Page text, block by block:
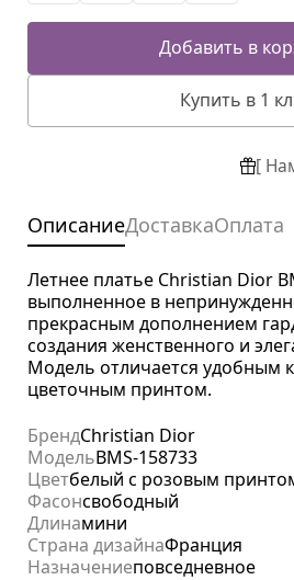
Добавить в
Купить в 1
[
ОписаниеДоставкаОплата
Летнее платье Christian Dior
выполненное в
прекрасным дополнением
создания женственного и
Модель отличается удобным
цветочным принтом.
БрендChristian Dior
МодельBMS-158733
Цветбелый с розовым
Фасонсвободный
Длинамини
Страна дизайнаФранция
Назначениеповседневное